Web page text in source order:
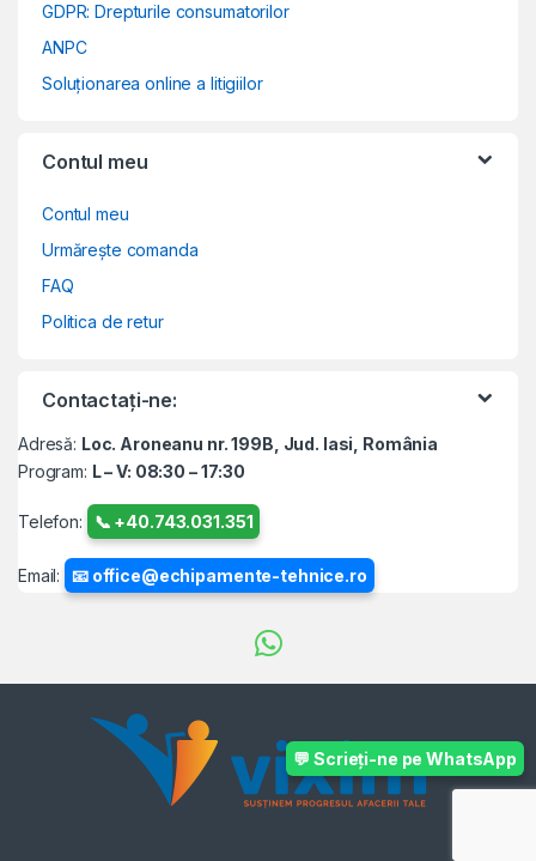
💬 Scrieți-ne pe WhatsApp
GDPR: Drepturile consumatorilor
ANPC
Soluționarea online a litigiilor
Contul meu
Contul meu
Urmărește comanda
FAQ
Politica de retur
Contactați-ne:
Adresă: Loc. Aroneanu nr. 199B, Jud. Iasi, România
Program: L – V: 08:30 – 17:30
Telefon: 📞 +40.743.031.351
Email: 📧 office@echipamente-tehnice.ro